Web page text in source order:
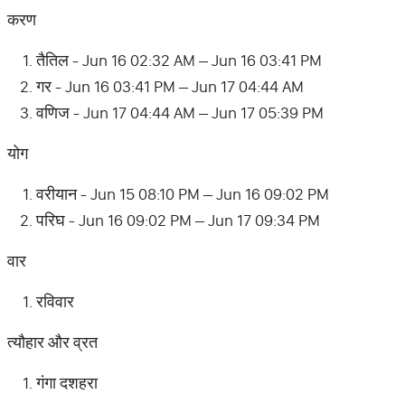
करण
तैतिल - Jun 16 02:32 AM – Jun 16 03:41 PM
गर - Jun 16 03:41 PM – Jun 17 04:44 AM
वणिज - Jun 17 04:44 AM – Jun 17 05:39 PM
योग
वरीयान - Jun 15 08:10 PM – Jun 16 09:02 PM
परिघ - Jun 16 09:02 PM – Jun 17 09:34 PM
वार
रविवार
त्यौहार और व्रत
गंगा दशहरा